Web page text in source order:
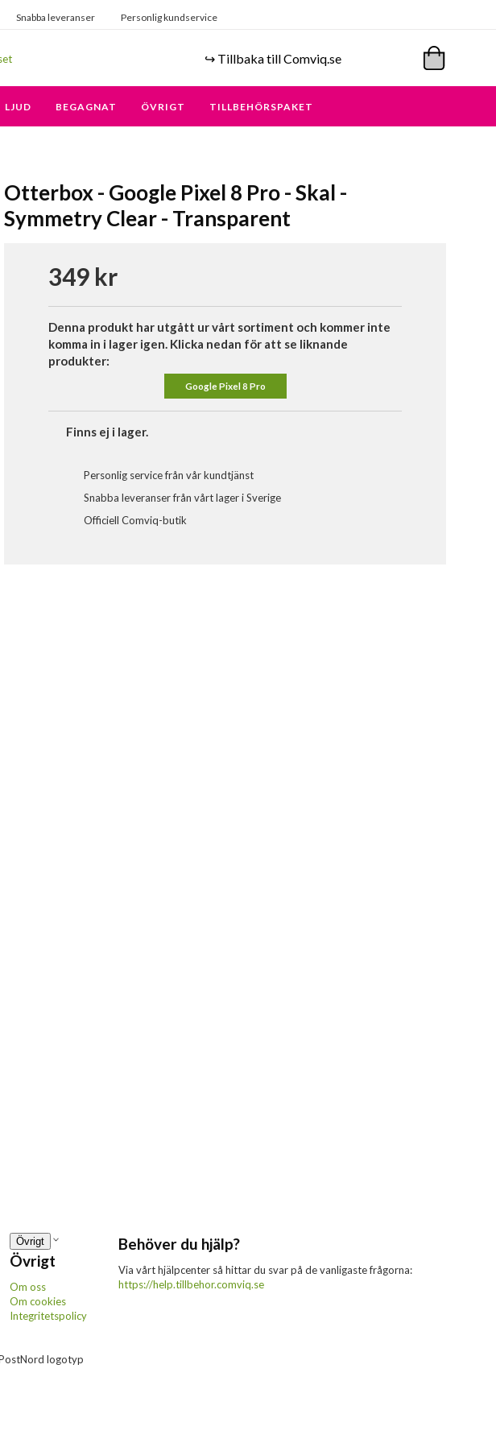
Snabba leveranser Personlig kundservice
↪️ Tillbaka till Comviq.se
LJUD BEGAGNAT ÖVRIGT TILLBEHÖRSPAKET
Otterbox - Google Pixel 8 Pro - Skal -
Symmetry Clear - Transparent
349 kr
Denna produkt har utgått ur vårt sortiment och kommer inte
komma in i lager igen. Klicka nedan för att se liknande
produkter:
Google Pixel 8 Pro
Finns ej i lager.
Personlig service från vår kundtjänst
Snabba leveranser från vårt lager i Sverige
Officiell Comviq-butik
Övrigt
Övrigt
Om oss
Om cookies
Integritetspolicy
Behöver du hjälp?
Via vårt hjälpcenter så hittar du svar på de vanligaste frågorna:
https://help.tillbehor.comviq.se